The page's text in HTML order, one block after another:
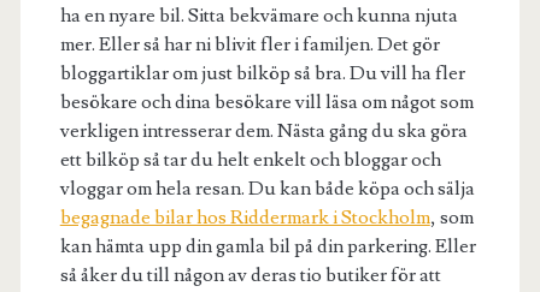
ha en nyare bil. Sitta bekvämare och kunna njuta
mer. Eller så har ni blivit fler i familjen. Det gör
bloggartiklar om just bilköp så bra. Du vill ha fler
besökare och dina besökare vill läsa om något som
verkligen intresserar dem. Nästa gång du ska göra
ett bilköp så tar du helt enkelt och bloggar och
vloggar om hela resan. Du kan både köpa och sälja
begagnade bilar hos Riddermark i Stockholm, som
kan hämta upp din gamla bil på din parkering. Eller
så åker du till någon av deras tio butiker för att